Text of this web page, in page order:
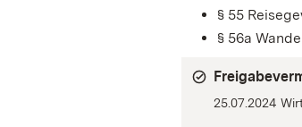
§ 55
§ 56a
25.07.2024